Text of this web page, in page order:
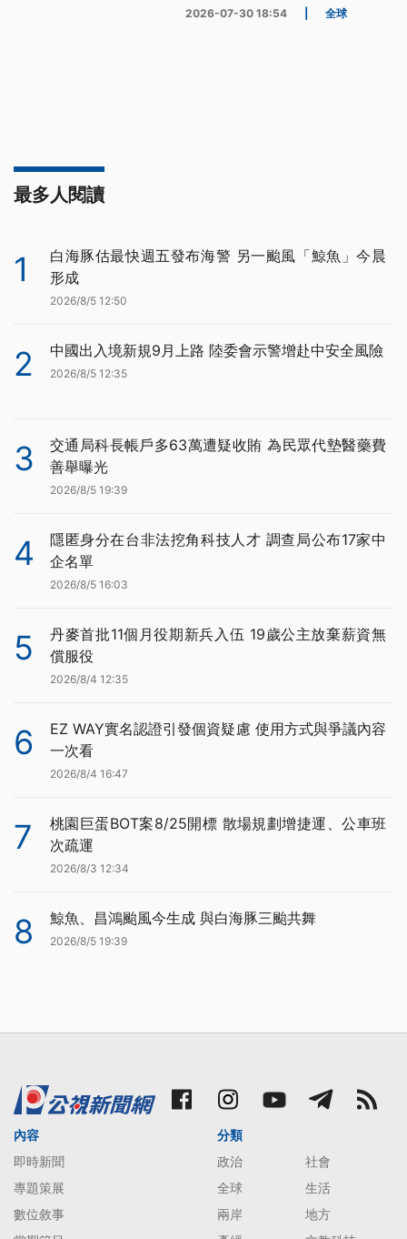
2026-07-30 18:54 全球
最多人閱讀
1
白海豚估最快週五發布海警 另一颱風「鯨魚」今晨
形成
2026/8/5 12:50
2 中國出入境新規9月上路 陸委會示警增赴中安全風險
2026/8/5 12:35
3
交通局科長帳戶多63萬遭疑收賄 為民眾代墊醫藥費
善舉曝光
2026/8/5 19:39
4
隱匿身分在台非法挖角科技人才 調查局公布17家中
企名單
2026/8/5 16:03
5
丹麥首批11個月役期新兵入伍 19歲公主放棄薪資無
償服役
2026/8/4 12:35
6
EZ WAY實名認證引發個資疑慮 使用方式與爭議內容
一次看
2026/8/4 16:47
7
桃園巨蛋BOT案8/25開標 散場規劃增捷運、公車班
次疏運
2026/8/3 12:34
8 鯨魚、昌鴻颱風今生成 與白海豚三颱共舞
2026/8/5 19:39
內容
即時新聞
專題策展
數位敘事
分類
政治
社會
全球
生活
兩岸
地方